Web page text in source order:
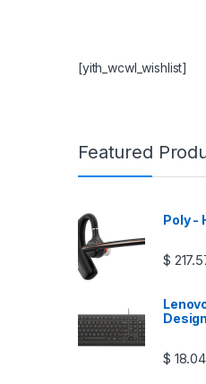
[yith_wcwl_wishlist]
Featured
Poly -
$
$ 18.04